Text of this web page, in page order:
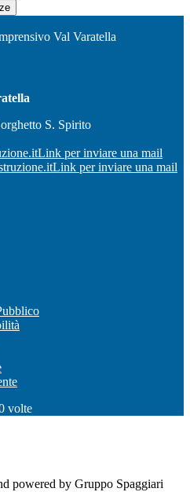
Val Varatella
S. Spirito
Link per inviare una mail
Link per inviare una mail
volte
powered by Gruppo Spaggiari